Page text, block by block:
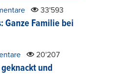
33'593
Ganze Familie bei
20'207
und